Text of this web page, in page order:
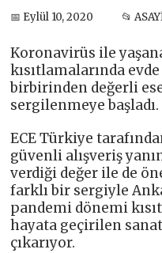
📅 Eylül 10, 2020 📂
Koronavirüs ile
kısıtlamalarında
birbirinden değerli
sergilenmeye başladı.
ECE Türkiye
güvenli alışveriş
verdiği değer ile de
farklı bir sergiyle
pandemi dönemi
hayata geçirilen
çıkarıyor.